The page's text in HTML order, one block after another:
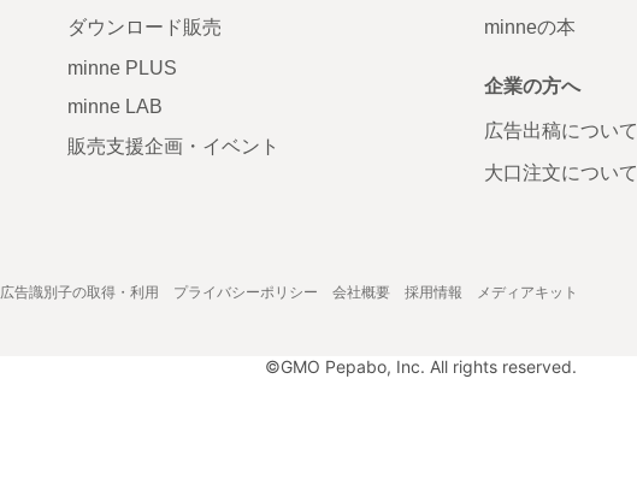
ダウンロード販売
minne PLUS
minne LAB
販売支援企画・イベント
minneの本
企業の方へ
広告出稿について
大口注文について
広告識別子の取得・利用 プライバシーポリシー 会社概要 採用情報 メディアキット
©GMO Pepabo, Inc. All rights reserved.